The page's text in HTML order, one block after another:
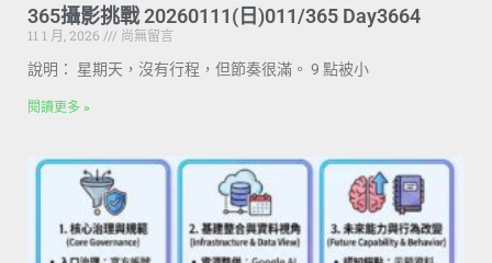
365攝影挑戰 20260111(日)011/365 Day3664
11 1 月, 2026
尚無留言
說明： 星期天，沒有行程，但節奏很滿。 9 點被小
閱讀更多 »